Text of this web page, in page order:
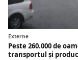
Externe
Peste 260.000 de
transportul și